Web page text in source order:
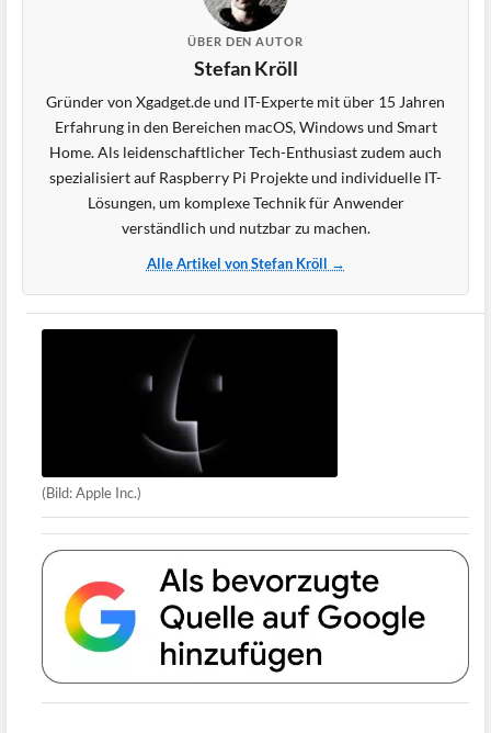
ÜBER DEN AUTOR
Stefan Kröll
Gründer von Xgadget.de und IT-Experte mit über 15 Jahren
Erfahrung in den Bereichen macOS, Windows und Smart
Home. Als leidenschaftlicher Tech-Enthusiast zudem auch
spezialisiert auf Raspberry Pi Projekte und individuelle IT-
Lösungen, um komplexe Technik für Anwender
verständlich und nutzbar zu machen.
Alle Artikel von Stefan Kröll →
(Bild: Apple Inc.)